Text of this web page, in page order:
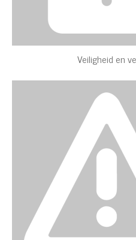
Veiligheid en